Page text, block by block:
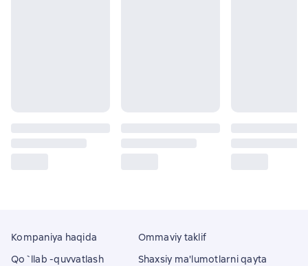
Kompaniya haqida
Qo`llab -quvvatlash
Ommaviy taklif
Shaxsiy ma'lumotlarni qayta